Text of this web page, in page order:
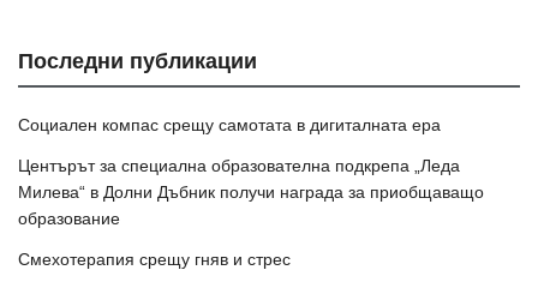
Последни публикации
Социален компас срещу самотата в дигиталната ера
Центърът за специална образователна подкрепа „Леда
Милева“ в Долни Дъбник получи награда за приобщаващо
образование
Смехотерапия срещу гняв и стрес